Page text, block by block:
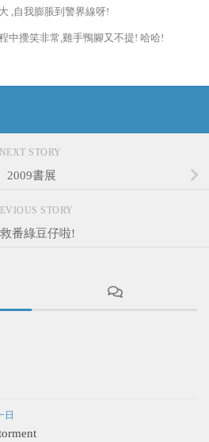
,自我膨脹到警界線呀!
中攪笑非常,雞手鴨腳又不提! 哈哈!
NEXT STORY
2009書展
STORY
番綠豆仔啦!
日